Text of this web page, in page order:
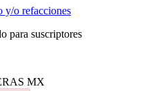
y/o refacciones
para suscriptores
MX